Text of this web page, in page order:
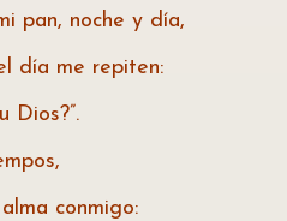
pan, noche y día,
día me repiten:
conmigo: